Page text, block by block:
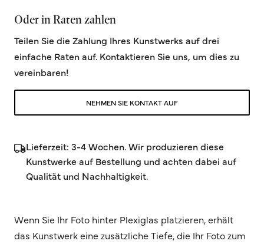
Oder in Raten zahlen
Teilen Sie die Zahlung Ihres Kunstwerks auf drei
einfache Raten auf. Kontaktieren Sie uns, um dies zu
vereinbaren!
NEHMEN SIE KONTAKT AUF
Lieferzeit: 3-4 Wochen. Wir produzieren diese
Kunstwerke auf Bestellung und achten dabei auf
Qualität und Nachhaltigkeit.
Wenn Sie Ihr Foto hinter Plexiglas platzieren, erhält
das Kunstwerk eine zusätzliche Tiefe, die Ihr Foto zum